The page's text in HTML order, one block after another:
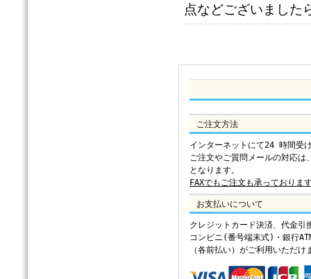
点などございました
ご注文方法
インターネットにて24 時間受
ご注文やご質問メールの対応は
となります。
FAXでもご注文も承っておりま
お支払いについて
クレジットカード決済、代金引
コンビニ(番号端末式)・銀行
（各前払い）がご利用いただけ